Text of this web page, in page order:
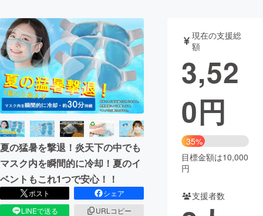
テクノロジー・ガジェット
映像・映画 書籍・雑誌
ビジネス・起業 チャレンジ
まちづくり・地域活性化
CAMPFIRE for Social Good
CAMPFIRE Creation
CAMPFIREふるさと納税
コミュニティ
夏の猛暑を撃退！炎天下の中でも
マスク内を瞬間的に冷却！夏のイ
ベントもこれ1つで安心！！
ポスト
シェア
LINEで送る
URLコピー
現在の支援総
額
3,52
0円
35%
目標金額は10,000
円
支援者数